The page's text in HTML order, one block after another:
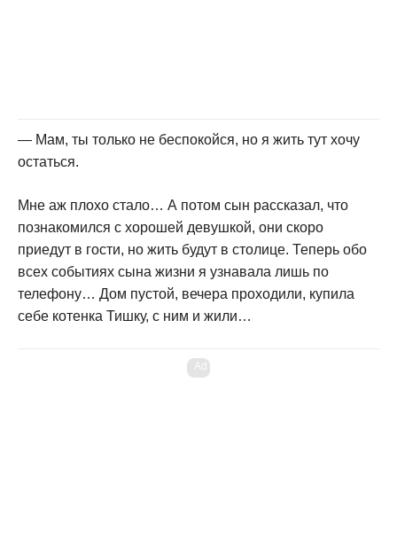
— Мам, ты только не беспокойся, но я жить тут хочу
остаться.
Мне аж плохо стало… А потом сын рассказал, что
познакомился с хорошей девушкой, они скоро
приедут в гости, но жить будут в столице. Теперь обо
всех событиях сына жизни я узнавала лишь по
телефону… Дом пустой, вечера проходили, купила
себе котенка Тишку, с ним и жили…
Ad